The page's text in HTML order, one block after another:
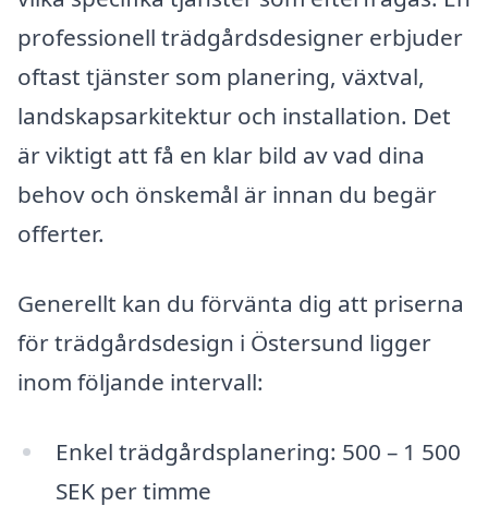
professionell trädgårdsdesigner erbjuder
oftast tjänster som planering, växtval,
landskapsarkitektur och installation. Det
är viktigt att få en klar bild av vad dina
behov och önskemål är innan du begär
offerter.
Generellt kan du förvänta dig att priserna
för trädgårdsdesign i Östersund ligger
inom följande intervall:
Enkel trädgårdsplanering: 500 – 1 500
SEK per timme